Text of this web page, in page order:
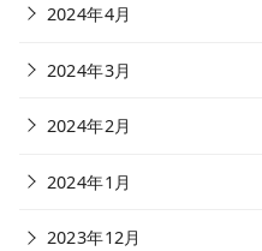
2024年4月
2024年3月
2024年2月
2024年1月
2023年12月